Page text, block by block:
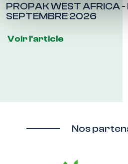
PROPAK WEST AFRICA -
SEPTEMBRE 2026
Voir l'article
Nos